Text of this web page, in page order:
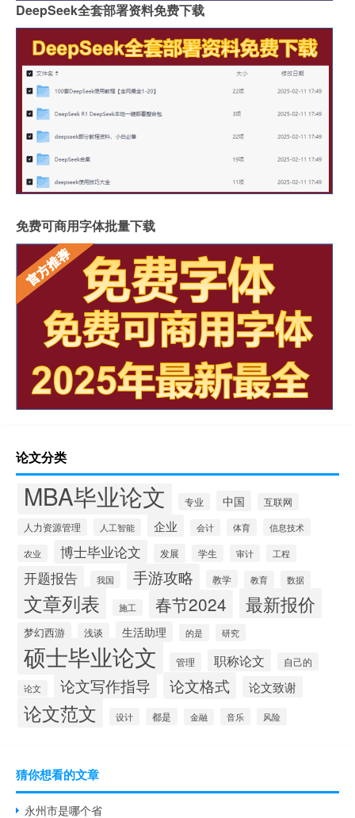
DeepSeek全套部署资料免费下载
免费可商用字体批量下载
论文分类
MBA毕业论文 专业 中国
互联网
人力资源管理
人工智能 企业 会计 体育 信息技术
农业 博士毕业论文 发展 学生 审计 工程
开题报告 我国 手游攻略 教学 教育 数据
文章列表 施工 春节2024 最新报价
梦幻西游 浅谈 生活助理 的是 研究
硕士毕业论文 管理 职称论文 自己的
论文 论文写作指导 论文格式 论文致谢
论文范文 设计 都是 金融 音乐 风险
猜你想看的文章
永州市是哪个省